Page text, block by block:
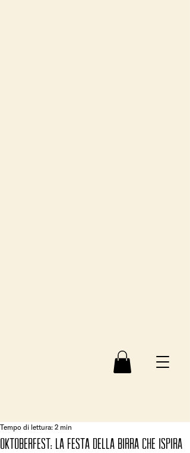
Oktoberfest: la festa della birra che ispira
Tempo di lettura: 2 min